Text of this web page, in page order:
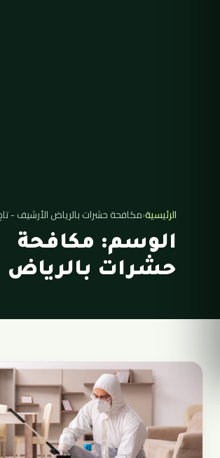
الرئيسية‹مكافحة حشرات بالرياض الأرشيف -
الوسم: مكافحة
حشرات بالرياض